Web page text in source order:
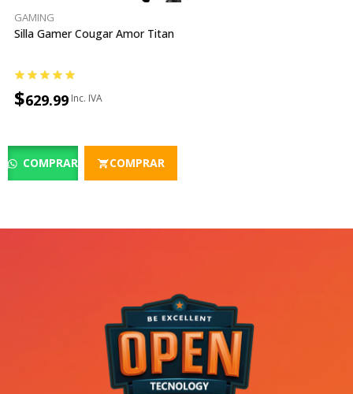
GAMING
Silla Gamer Cougar Amor Titan
$629.99
COMPRAR COMPRAR